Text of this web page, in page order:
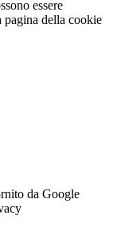
essere
pagina della cookie
da Google